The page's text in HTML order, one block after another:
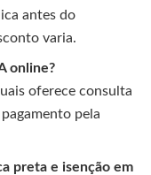
antes do
varia.
online?
oferece consulta
pela
preta e isenção em